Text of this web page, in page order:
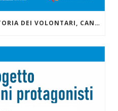
PUBBLICATA LA GRADUATORIA DEI VOLONTARI, CANDIDATI PER IL PROGETTO CONTENUTO NEL BANDO PER LA SELEZIONE DI OPERATORI VOLONTARI DEL SERVIZIO CIVILE UNIVERSALE “OGGI E DOMANI PROTAGONISTI”